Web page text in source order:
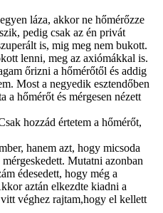
láza, akkor ne hőmérőzze
pedig csak az én privát
is, mig meg nem bukott.
lenni, meg az axiómákkal is.
őrizni a hőmérőtől és addig
Most a negyedik esztendőben
a hőmérőt és mérgesen nézett
hozzád értetem a hőmérőt,
hanem azt, hogy micsoda
Mutatni azonban
édesedett, hogy még a
aztán elkezdte kiadni a
véghez rajtam,hogy el kellett